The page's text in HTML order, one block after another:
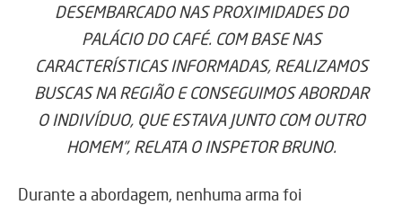
DESEMBARCADO NAS PROXIMIDADES DO
PALÁCIO DO CAFÉ. COM BASE NAS
CARACTERÍSTICAS INFORMADAS, REALIZAMOS
BUSCAS NA REGIÃO E CONSEGUIMOS ABORDAR
O INDIVÍDUO, QUE ESTAVA JUNTO COM OUTRO
HOMEM”, RELATA O INSPETOR BRUNO.
Durante a abordagem, nenhuma arma foi